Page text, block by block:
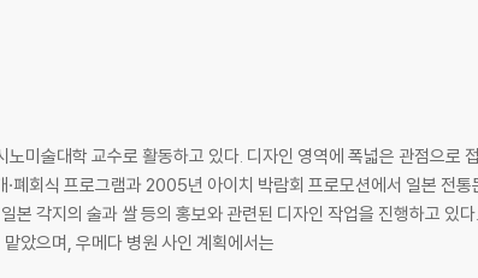
미술대학 교수로 활동하고 있다. 디자인 영역에 폭넓은 관점으로
식 프로그램과 2005년 아이치 박람회 프로모션에서 일본 전통문화에
본 각지의 술과 쌀 등의 홍보와 관련된 디자인 작업을 진행하고 있
았으며, 우메다 병원 사인 계획에서는